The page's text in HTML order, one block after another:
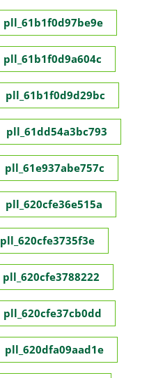
pll_61b1f0d97be9e
pll_61b1f0d9a604c
pll_61b1f0d9d29bc
pll_61dd54a3bc793
pll_61e937abe757c
pll_620cfe36e515a
pll_620cfe3735f3e
pll_620cfe3788222
pll_620cfe37cb0dd
pll_620dfa09aad1e